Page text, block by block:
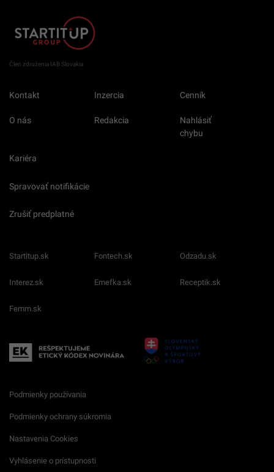
Člen združenia IAB Slovakia
Kontakt Inzercia Cenník
O nás Redakcia
Nahlásiť
chybu
Kariéra
Spravovať notifikácie
Zrušiť predplatné
Startitup.sk Fontech.sk Odzadu.sk
Interez.sk Emefka.sk Receptik.sk
Femm.sk
Podmienky používania
Podmienky ochrany súkromia
Nastavenia Cookies
Vyhlásenie o prístupnosti